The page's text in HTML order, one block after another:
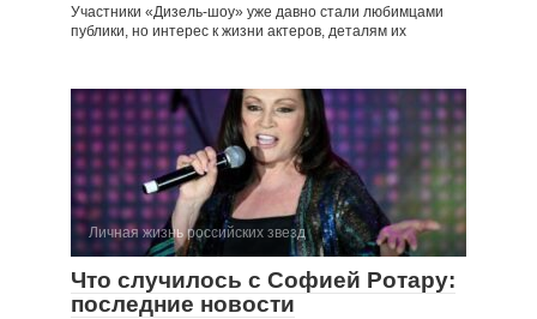
Участники «Дизель-шоу» уже давно стали любимцами
публики, но интерес к жизни актеров, деталям их
Личная жизнь российских звезд
Что случилось с Софией Ротару:
последние новости